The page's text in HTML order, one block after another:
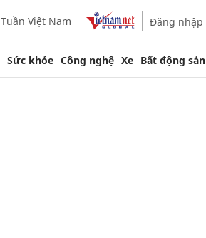
Tuần Việt Nam Đăng nhập
Sức khỏe Công nghệ Xe Bất động sản